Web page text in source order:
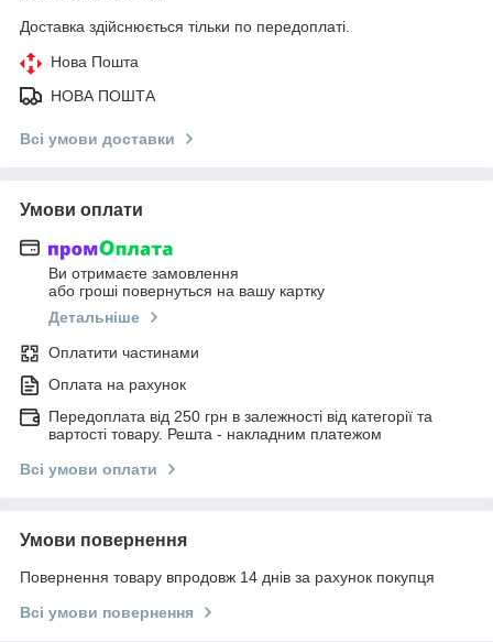
Доставка здійснюється тільки по передоплаті.
Нова Пошта
НОВА ПОШТА
Всі умови доставки
Умови оплати
Ви отримаєте замовлення
або гроші повернуться на вашу картку
Детальніше
Оплатити частинами
Оплата на рахунок
Передоплата від 250 грн в залежності від категорії та
вартості товару. Решта - накладним платежом
Всі умови оплати
Умови повернення
Повернення товару впродовж 14 днів за рахунок покупця
Всі умови повернення